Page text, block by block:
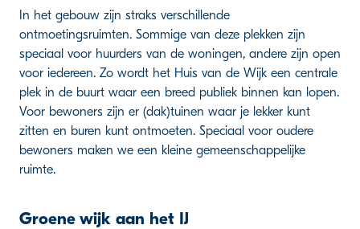
In het gebouw zijn straks verschillende
ontmoetingsruimten. Sommige van deze plekken zijn
speciaal voor huurders van de woningen, andere zijn open
voor iedereen. Zo wordt het Huis van de Wijk een centrale
plek in de buurt waar een breed publiek binnen kan lopen.
Voor bewoners zijn er (dak)tuinen waar je lekker kunt
zitten en buren kunt ontmoeten. Speciaal voor oudere
bewoners maken we een kleine gemeenschappelijke
ruimte.
Groene wijk aan het IJ